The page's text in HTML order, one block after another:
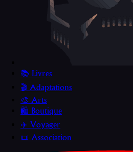
📚 Livres
🎬 Adaptations
🎨 Arts
🛍️ Boutique
✈️ Voyager
📜 Association